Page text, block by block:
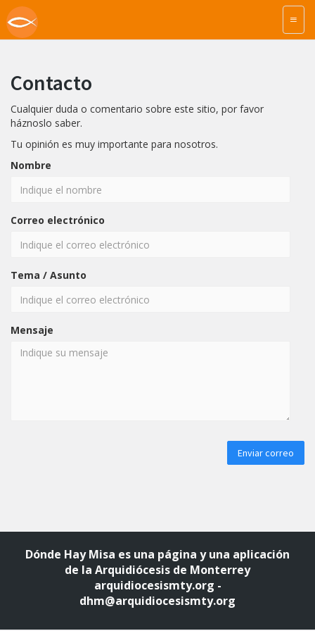
Contacto
Cualquier duda o comentario sobre este sitio, por favor
háznoslo saber.
Tu opinión es muy importante para nosotros.
Nombre
Correo electrónico
Tema / Asunto
Mensaje
Dónde Hay Misa es una página y una aplicación
de la Arquidiócesis de Monterrey
arquidiocesismty.org -
dhm@arquidiocesismty.org